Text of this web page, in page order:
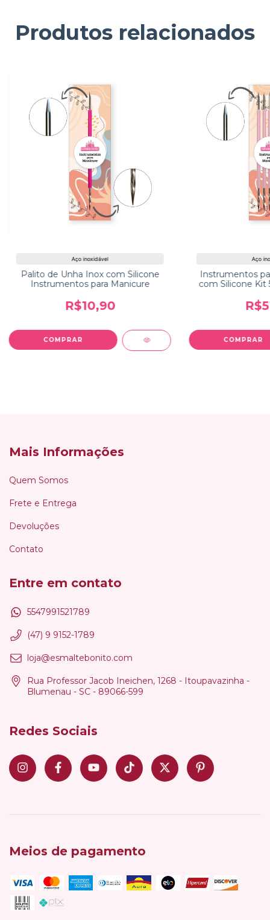
Produtos relacionados
Aço inoxidável
Palito de Unha Inox com Silicone
Instrumentos para Manicure
R$10,90
COMPRAR
Aço
Instrumentos
com Silicone Kit
COMPRAR
Mais Informações
Quem Somos
Frete e Entrega
Devoluções
Contato
Entre em contato
5547991521789
(47) 9 9152-1789
loja@esmaltebonito.com
Rua Professor Jacob Ineichen, 1268 - Itoupavazinha -
Blumenau - SC - 89066-599
Redes Sociais
Meios de pagamento